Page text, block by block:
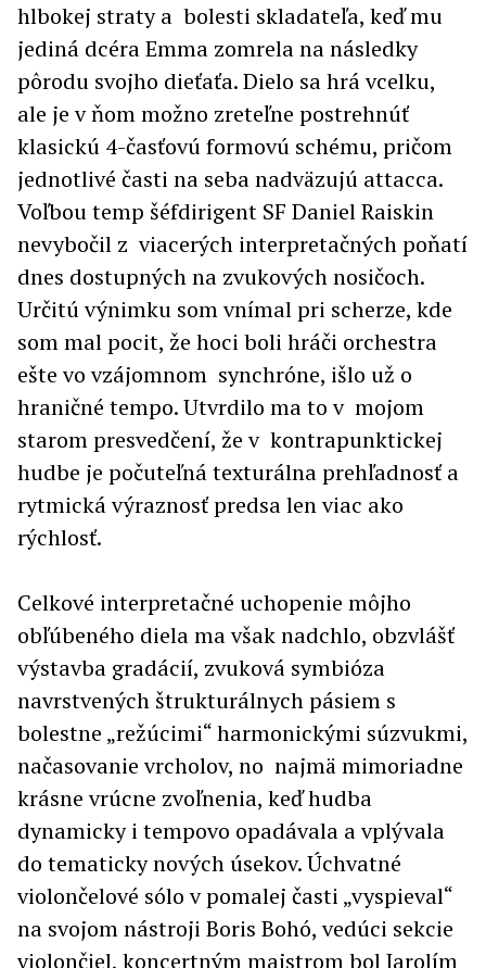
hlbokej straty a bolesti skladateľa, keď mu
jediná dcéra Emma zomrela na následky
pôrodu svojho dieťaťa. Dielo sa hrá vcelku,
ale je v ňom možno zreteľne postrehnúť
klasickú 4-časťovú formovú schému, pričom
jednotlivé časti na seba nadväzujú attacca.
Voľbou temp šéfdirigent SF Daniel Raiskin
nevybočil z viacerých interpretačných poňatí
dnes dostupných na zvukových nosičoch.
Určitú výnimku som vnímal pri scherze, kde
som mal pocit, že hoci boli hráči orchestra
ešte vo vzájomnom synchróne, išlo už o
hraničné tempo. Utvrdilo ma to v mojom
starom presvedčení, že v kontrapunktickej
hudbe je počuteľná texturálna prehľadnosť a
rytmická výraznosť predsa len viac ako
rýchlosť.
Celkové interpretačné uchopenie môjho
obľúbeného diela ma však nadchlo, obzvlášť
výstavba gradácií, zvuková symbióza
navrstvených štrukturálnych pásiem s
bolestne „režúcimi“ harmonickými súzvukmi,
načasovanie vrcholov, no najmä mimoriadne
krásne vrúcne zvoľnenia, keď hudba
dynamicky i tempovo opadávala a vplývala
do tematicky nových úsekov. Úchvatné
violončelové sólo v pomalej časti „vyspieval“
na svojom nástroji Boris Bohó, vedúci sekcie
violončiel, koncertným majstrom bol Jarolím